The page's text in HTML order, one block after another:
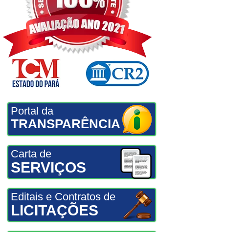
Portal da
TRANSPARÊNCIA
Carta de
SERVIÇOS
Editais e Contratos de
LICITAÇÕES